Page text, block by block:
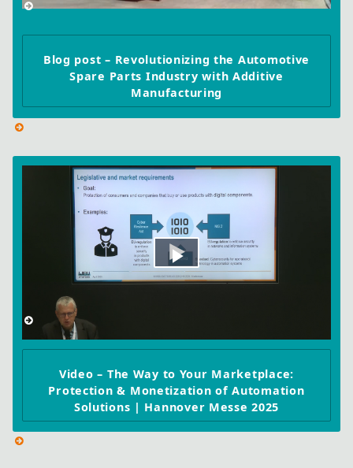
Blog post – Revolutionizing the Automotive
Spare Parts Industry with Additive
Manufacturing
Play
Video – The Way to Your Marketplace:
Protection & Monetization of Automation
Solutions | Hannover Messe 2025